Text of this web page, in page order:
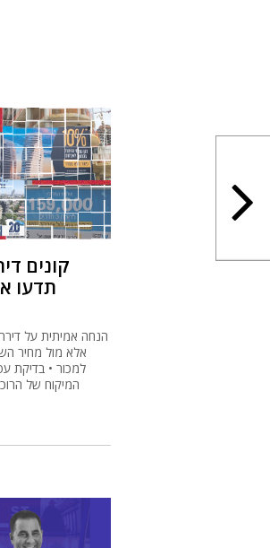
קונים
תדעו
הנחה אמיתית על
אלא מול מחיר
למכור • בדיקת
המיקוח של